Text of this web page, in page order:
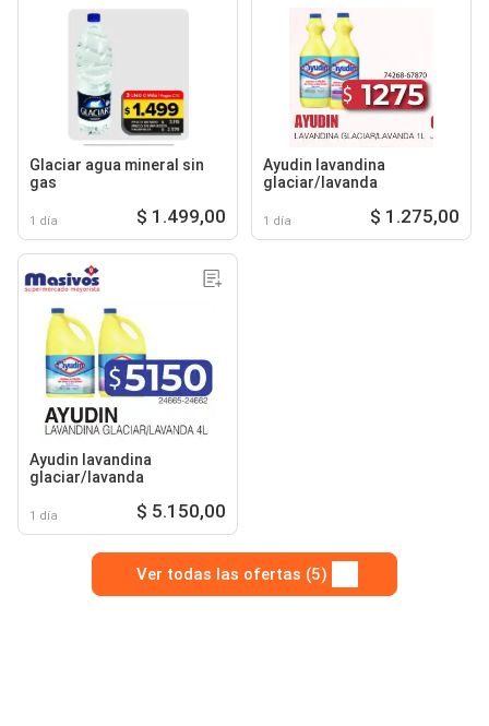
Glaciar agua mineral sin
gas
1 día $ 1.499,00
Ayudin lavandina
glaciar/lavanda
1 día $ 1.275,00
Ayudin lavandina
glaciar/lavanda
1 día $ 5.150,00
Ver todas las ofertas (5)